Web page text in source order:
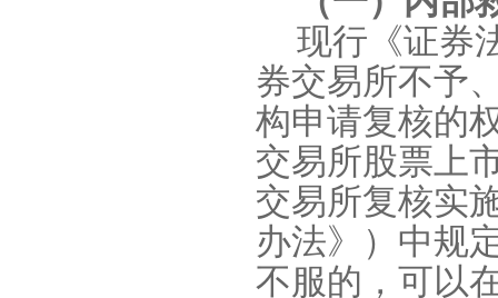
现行《证券
券交易所不予
构申请复核的
交易所股票上
交易所复核实
办法》）中规
不服的，可以